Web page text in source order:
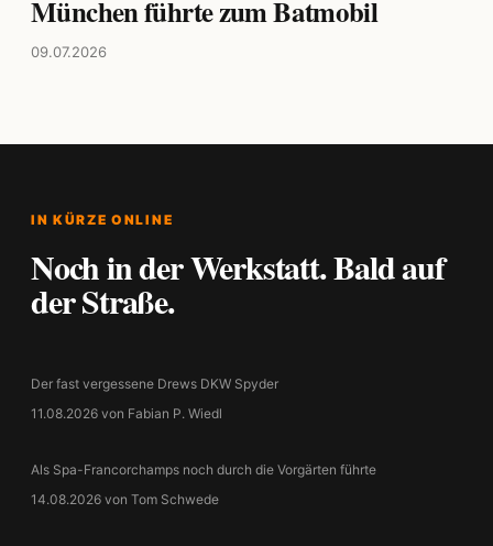
München führte zum Batmobil
09.07.2026
IN KÜRZE ONLINE
Noch in der Werkstatt. Bald auf
der Straße.
Der fast vergessene Drews DKW Spyder
11.08.2026 von Fabian P. Wiedl
Als Spa-Francorchamps noch durch die Vorgärten führte
14.08.2026 von Tom Schwede